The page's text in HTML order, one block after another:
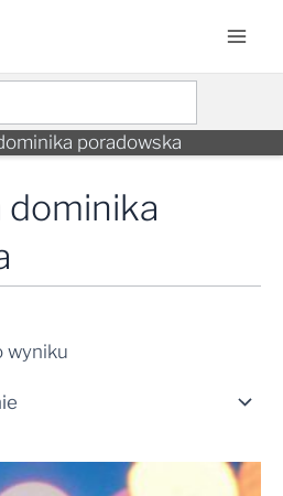
poradowska
wyniku